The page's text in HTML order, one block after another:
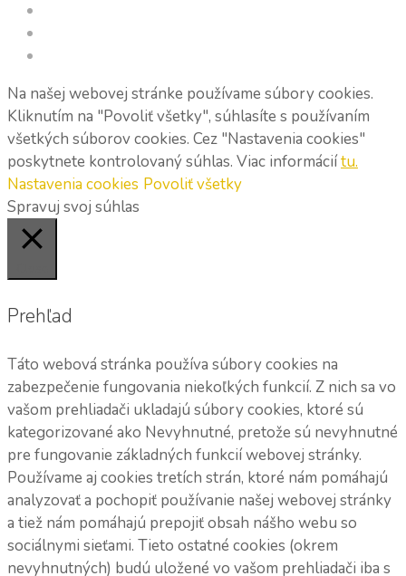
Na našej webovej stránke používame súbory cookies.
Kliknutím na "Povoliť všetky", súhlasíte s používaním
všetkých súborov cookies. Cez "Nastavenia cookies"
poskytnete kontrolovaný súhlas. Viac informáciítu.
Nastavenia cookies Povoliť všetky
Spravuj svoj súhlas
Prehľad
Táto webová stránka používa súbory cookies na
zabezpečenie fungovania niekoľkých funkcií. Z nich sa vo
vašom prehliadači ukladajú súbory cookies, ktoré sú
kategorizované ako Nevyhnutné, pretože sú nevyhnutné
pre fungovanie základných funkcií webovej stránky.
Používame aj cookies tretích strán, ktoré nám pomáhajú
analyzovať a pochopiť používanie našej webovej stránky
a tiež nám pomáhajú prepojiť obsah nášho webu so
sociálnymi sieťami. Tieto ostatné cookies (okrem
nevyhnutných) budú uložené vo vašom prehliadači iba s